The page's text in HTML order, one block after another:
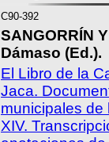
C90-392
SANGORRÍN
Dámaso (Ed.).
El Libro de la
Jaca.
municipales de
XIV.